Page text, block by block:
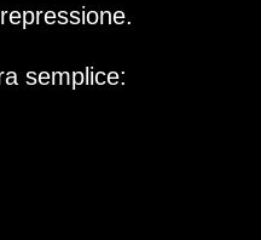
semplice: